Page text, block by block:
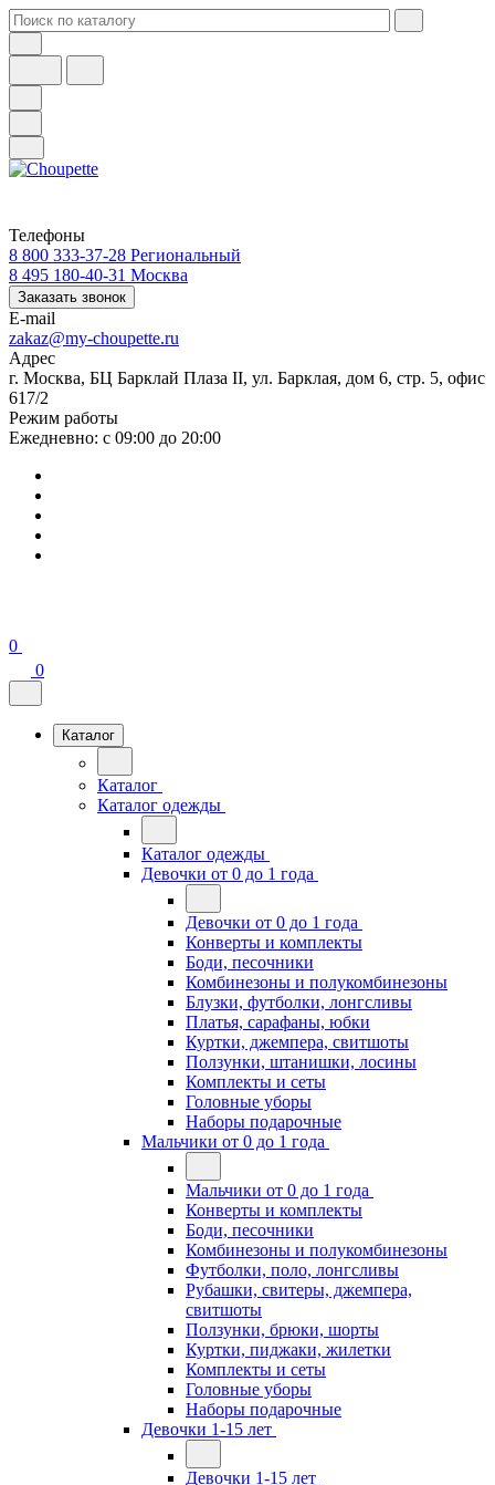
Телефоны
8 800 333-37-28 Региональный
8 495 180-40-31 Москва
Заказать звонок
E-mail
zakaz@my-choupette.ru
Адрес
г. Москва, БЦ Барклай Плаза II, ул. Барклая, дом 6, стр. 5, офис
617/2
Режим работы
Ежедневно: с 09:00 до 20:00
0
0
Каталог
Каталог
Каталог одежды
Каталог одежды
Девочки от 0 до 1 года
Девочки от 0 до 1 года
Конверты и комплекты
Боди, песочники
Комбинезоны и полукомбинезоны
Блузки, футболки, лонгсливы
Платья, сарафаны, юбки
Куртки, джемпера, свитшоты
Ползунки, штанишки, лосины
Комплекты и сеты
Головные уборы
Наборы подарочные
Мальчики от 0 до 1 года
Мальчики от 0 до 1 года
Конверты и комплекты
Боди, песочники
Комбинезоны и полукомбинезоны
Футболки, поло, лонгсливы
Рубашки, свитеры, джемпера,
свитшоты
Ползунки, брюки, шорты
Куртки, пиджаки, жилетки
Комплекты и сеты
Головные уборы
Наборы подарочные
Девочки 1-15 лет
Девочки 1-15 лет